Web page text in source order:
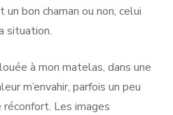
bon chaman ou non, celui
situation.
à mon matelas, dans une
m’envahir, parfois un peu
Les images